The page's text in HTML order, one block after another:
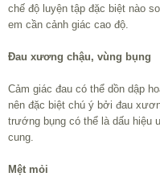
chế độ luyện tập đặc biệt nào
em cần cảnh giác cao độ.
Đau xương chậu, vùng bụng
Cảm giác đau có thể dồn dập
nên đặc biệt chú ý bởi đau
trướng bụng có thể là dấu hiệu
cung.
Mệt mỏi